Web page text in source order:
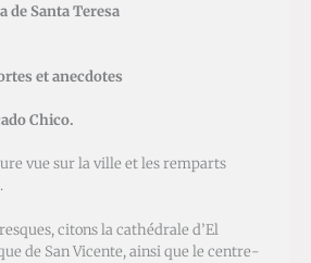
de Santa Teresa
et anecdotes
Chico.
vue sur la ville et les remparts
citons la cathédrale d’El
de San Vicente, ainsi que le centre-